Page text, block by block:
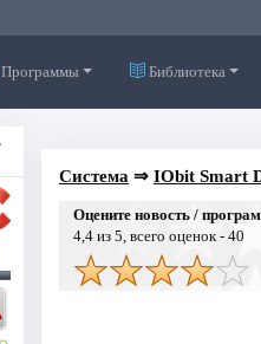
Программы Библиотека
Система ⇒ IObit Smart
Оцените новость /
4,4из 5, всего оценок - 40